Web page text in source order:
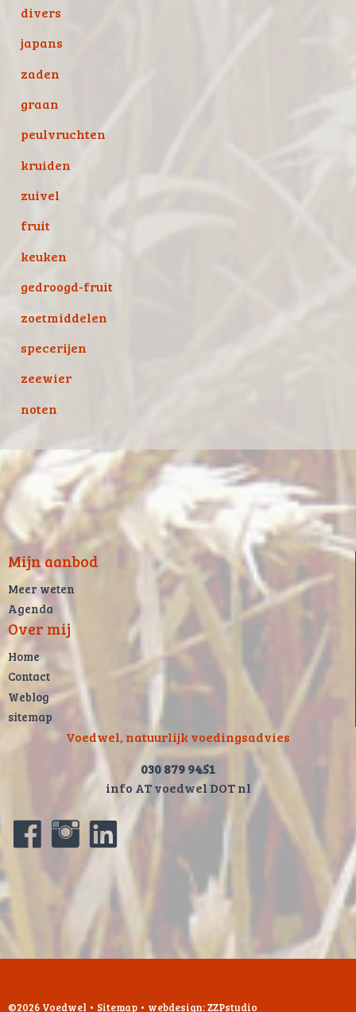
divers
japans
zaden
graan
peulvruchten
kruiden
zuivel
fruit
keuken
gedroogd-fruit
zoetmiddelen
specerijen
zeewier
noten
Mijn aanbod
Meer weten
Agenda
Over mij
Home
Contact
Weblog
sitemap
Voedwel, natuurlijk voedingsadvies
030 879 9451
info AT voedwel DOT nl
©2026 Voedwel • Sitemap • webdesign: ZZPstudio